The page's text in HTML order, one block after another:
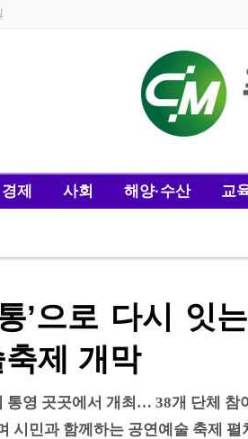
경제 사회 해양·수산 교
’으로 다시 잇
제 개막
통영 곳곳에서 개최… 38개 단체 참
시민과 함께하는 공연예술 축제 펼